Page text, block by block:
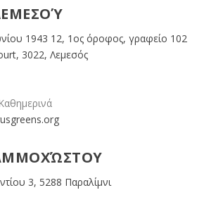
1943 12, 1ος όροφος, γραφείο 102
3022, Λεμεσός
3, 5288 Παραλίμνι